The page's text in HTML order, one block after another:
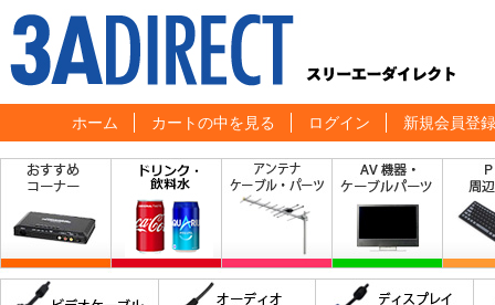
ホーム カートの中を見る ログイン 新規会員登録